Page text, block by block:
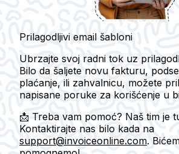
Prilagodljivi email šabloni
Ubrzajte svoj radni tok uz
Bilo da šaljete novu fakturu,
plaćanje, ili zahvalnicu, možete
napisane poruke za korišćenje u
📩 Treba vam pomoć? Naš tim je
Kontaktirajte nas bilo kada na
support@invoiceonline.com.